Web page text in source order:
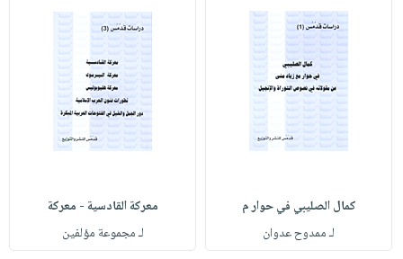
حلي
عناية
بالذات
صابون
أطفال
عن
الشركة
سياسة
الشركة
فيديوهات
أسئلة
خدمات
نيل
حسابك
الأمنيات
التسوق
نشرة
الإصدارات
كمال الصليبي في حوار م
لـ ممدوح عدوان
معركة القادسية - معركة
لـ مجموعة مؤلفين